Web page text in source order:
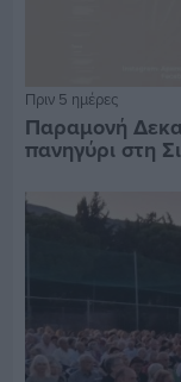
Πριν 5 ημέρες
Παραμονή
πανηγύρι στη